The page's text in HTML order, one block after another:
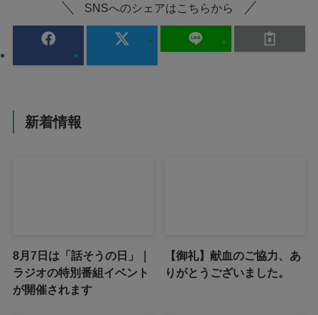
SNSへのシェアはこちらから
新着情報
8月7日は「話そうの日」｜
ラジオの特別番組イベント
が開催されます
【御礼】献血のご協力、あ
りがとうございました。